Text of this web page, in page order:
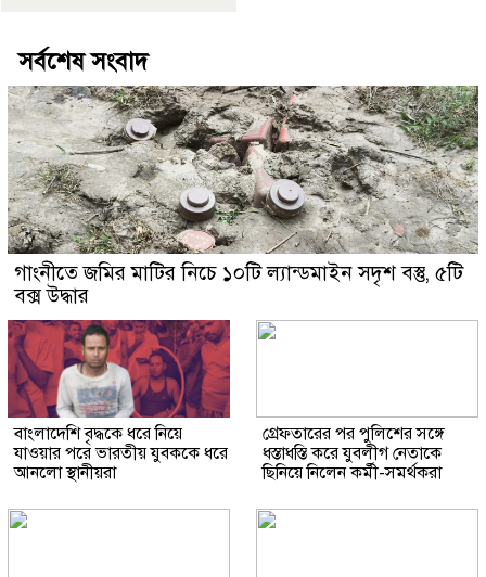
সর্বশেষ সংবাদ
গাংনীতে জমির মাটির নিচে ১০টি ল্যান্ডমাইন সদৃশ বস্তু, ৫টি
বক্স উদ্ধার
বাংলাদেশি বৃদ্ধকে ধরে নিয়ে
যাওয়ার পরে ভারতীয় যুবককে ধরে
আনলো স্থানীয়রা
গ্রেফতারের পর পুলিশের সঙ্গে
ধস্তাধস্তি করে যুবলীগ নেতাকে
ছিনিয়ে নিলেন কর্মী-সমর্থকরা